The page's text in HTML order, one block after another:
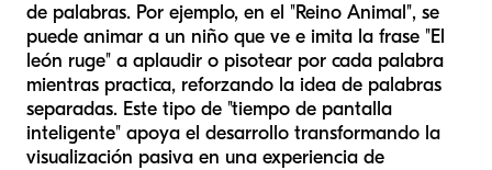
de palabras. Por ejemplo, en el "Reino Animal", se
puede animar a un niño que ve e imita la frase "El
león ruge" a aplaudir o pisotear por cada palabra
mientras practica, reforzando la idea de palabras
separadas. Este tipo de "tiempo de pantalla
inteligente" apoya el desarrollo transformando la
visualización pasiva en una experiencia de